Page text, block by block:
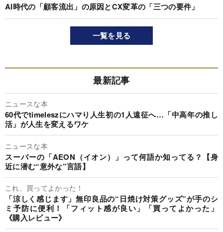
AI時代の「顧客流出」の原因とCX変革の「三つの要件」
一覧を見る
最新記事
ニュースな本
60代でtimeleszにハマり人生初の1人遠征へ…「中高年の推し
活」が人生を変えるワケ
ニュースな本
スーパーの「AEON（イオン）」って何語か知ってる？【身
近に潜む“意外な”言語】
これ、買ってよかった！
「涼しく感じます」無印良品の“日焼け対策グッズ”が手のシ
ミ予防に便利！「フィット感が良い」「買ってよかった」
《購入レビュー》